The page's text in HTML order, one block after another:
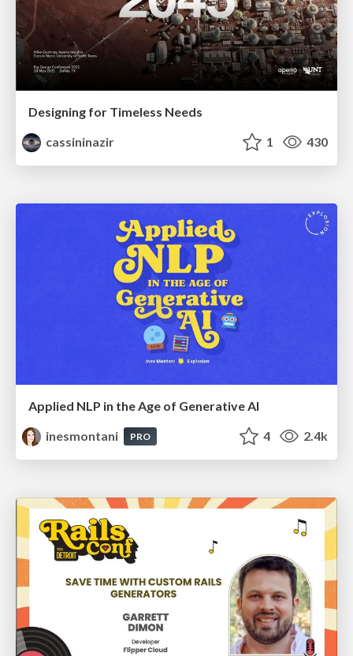
Designing for Timeless Needs
cassininazir
1 430
Applied NLP in the Age of Generative AI
inesmontani
PRO 4 2.4k